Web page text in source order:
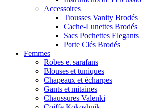
Accessoires
Trousses Vanity Brodés
Cache-Lunettes Brodés
Sacs Pochettes Elegants
Porte Clés Brodés
Femmes
Robes et sarafans
Blouses et tuniques
Chapeaux et écharpes
Gants et mitaines
Chaussures Valenki